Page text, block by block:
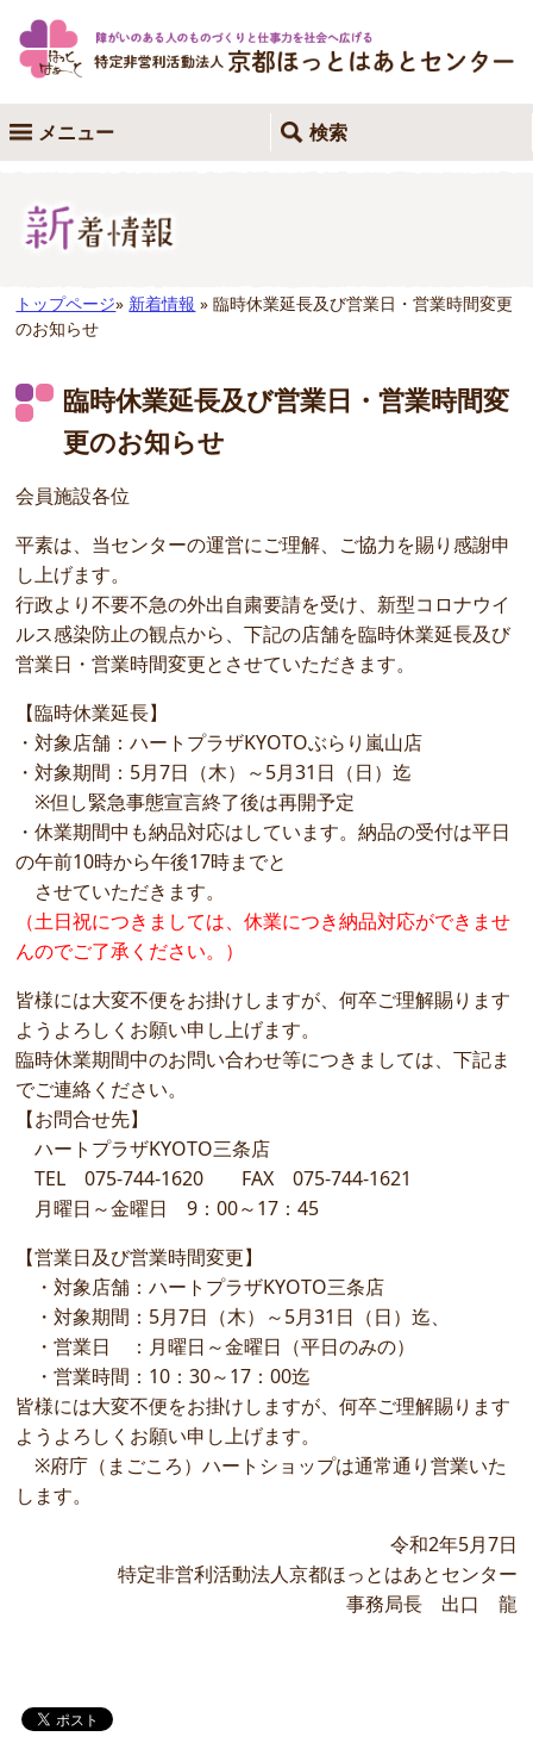
メニュー 検索
トップページ» 新着情報 » 臨時休業延長及び営業日・営業時間変更
のお知らせ
臨時休業延長及び営業日・営業時間変
更のお知らせ
会員施設各位
平素は、当センターの運営にご理解、ご協力を賜り感謝申
し上げます。
行政より不要不急の外出自粛要請を受け、新型コロナウイ
ルス感染防止の観点から、下記の店舗を臨時休業延長及び
営業日・営業時間変更とさせていただきます。
【臨時休業延長】
・対象店舗：ハートプラザKYOTOぶらり嵐山店
・対象期間：5月7日（木）～5月31日（日）迄
※但し緊急事態宣言終了後は再開予定
・休業期間中も納品対応はしています。納品の受付は平日
の午前10時から午後17時までと
させていただきます。
（土日祝につきましては、休業につき納品対応ができませ
んのでご了承ください。）
皆様には大変不便をお掛けしますが、何卒ご理解賜ります
ようよろしくお願い申し上げます。
臨時休業期間中のお問い合わせ等につきましては、下記ま
でご連絡ください。
【お問合せ先】
ハートプラザKYOTO三条店
TEL 075-744-1620 FAX 075-744-1621
月曜日～金曜日 9：00～17：45
【営業日及び営業時間変更】
・対象店舗：ハートプラザKYOTO三条店
・対象期間：5月7日（木）～5月31日（日）迄、
・営業日 ：月曜日～金曜日（平日のみの）
・営業時間：10：30～17：00迄
皆様には大変不便をお掛けしますが、何卒ご理解賜ります
ようよろしくお願い申し上げます。
※府庁（まごころ）ハートショップは通常通り営業いた
します。
令和2年5月7日
特定非営利活動法人京都ほっとはあとセンター
事務局長 出口 龍